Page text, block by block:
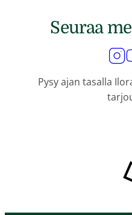
Seuraa
Pysy ajan tasalla